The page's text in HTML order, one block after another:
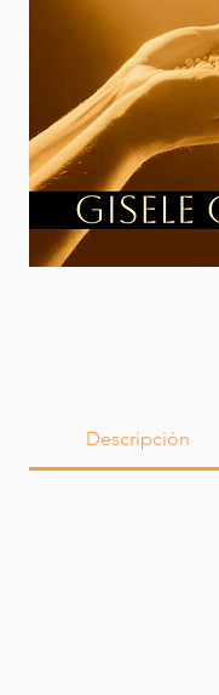
Descripción